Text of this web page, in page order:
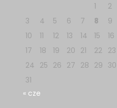
1
2
3
4 5 6 7 8
9
10
11 12 13 14 15
16
17
18 19 20 21 22
23
24 25 26 27 28 29 30
31
« cze